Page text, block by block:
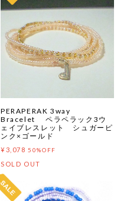
PERAPERAK 3way
Bracelet ペラペラック3ウ
ェイブレスレット シュガーピ
ンク×ゴールド
¥3,078 50%OFF
SOLD OUT